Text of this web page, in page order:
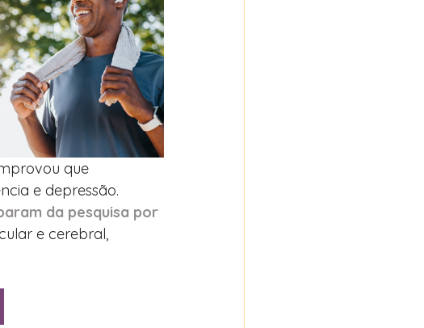
que
e depressão.
da pesquisa por
e cerebral,